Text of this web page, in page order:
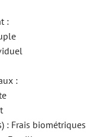
:
:
: Frais biométriques